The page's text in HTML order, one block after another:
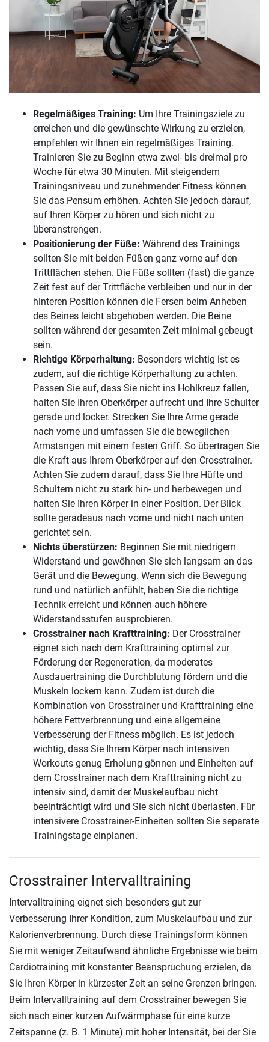
Regelmäßiges Training: Um Ihre Trainingsziele zu
erreichen und die gewünschte Wirkung zu erzielen,
empfehlen wir Ihnen ein regelmäßiges Training.
Trainieren Sie zu Beginn etwa zwei- bis dreimal pro
Woche für etwa 30 Minuten. Mit steigendem
Trainingsniveau und zunehmender Fitness können
Sie das Pensum erhöhen. Achten Sie jedoch darauf,
auf Ihren Körper zu hören und sich nicht zu
überanstrengen.
Positionierung der Füße: Während des Trainings
sollten Sie mit beiden Füßen ganz vorne auf den
Trittflächen stehen. Die Füße sollten (fast) die ganze
Zeit fest auf der Trittfläche verbleiben und nur in der
hinteren Position können die Fersen beim Anheben
des Beines leicht abgehoben werden. Die Beine
sollten während der gesamten Zeit minimal gebeugt
sein.
Richtige Körperhaltung: Besonders wichtig ist es
zudem, auf die richtige Körperhaltung zu achten.
Passen Sie auf, dass Sie nicht ins Hohlkreuz fallen,
halten Sie Ihren Oberkörper aufrecht und Ihre Schulter
gerade und locker. Strecken Sie Ihre Arme gerade
nach vorne und umfassen Sie die beweglichen
Armstangen mit einem festen Griff. So übertragen Sie
die Kraft aus Ihrem Oberkörper auf den Crosstrainer.
Achten Sie zudem darauf, dass Sie Ihre Hüfte und
Schultern nicht zu stark hin- und herbewegen und
halten Sie Ihren Körper in einer Position. Der Blick
sollte geradeaus nach vorne und nicht nach unten
gerichtet sein.
Nichts überstürzen: Beginnen Sie mit niedrigem
Widerstand und gewöhnen Sie sich langsam an das
Gerät und die Bewegung. Wenn sich die Bewegung
rund und natürlich anfühlt, haben Sie die richtige
Technik erreicht und können auch höhere
Widerstandsstufen ausprobieren.
Crosstrainer nach Krafttraining: Der Crosstrainer
eignet sich nach dem Krafttraining optimal zur
Förderung der Regeneration, da moderates
Ausdauertraining die Durchblutung fördern und die
Muskeln lockern kann. Zudem ist durch die
Kombination von Crosstrainer und Krafttraining eine
höhere Fettverbrennung und eine allgemeine
Verbesserung der Fitness möglich. Es ist jedoch
wichtig, dass Sie Ihrem Körper nach intensiven
Workouts genug Erholung gönnen und Einheiten auf
dem Crosstrainer nach dem Krafttraining nicht zu
intensiv sind, damit der Muskelaufbau nicht
beeinträchtigt wird und Sie sich nicht überlasten. Für
intensivere Crosstrainer-Einheiten sollten Sie separate
Trainingstage einplanen.
Crosstrainer Intervalltraining
Intervalltraining eignet sich besonders gut zur
Verbesserung Ihrer Kondition, zum Muskelaufbau und zur
Kalorienverbrennung. Durch diese Trainingsform können
Sie mit weniger Zeitaufwand ähnliche Ergebnisse wie beim
Cardiotraining mit konstanter Beanspruchung erzielen, da
Sie Ihren Körper in kürzester Zeit an seine Grenzen bringen.
Beim Intervalltraining auf dem Crosstrainer bewegen Sie
sich nach einer kurzen Aufwärmphase für eine kurze
Zeitspanne (z. B. 1 Minute) mit hoher Intensität, bei der Sie